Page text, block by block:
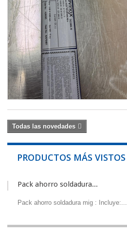
Todas las novedades
PRODUCTOS MÁS VISTOS
Pack ahorro soldadura...
Pack ahorro soldadura mig : Incluye:...